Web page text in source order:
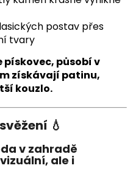
postav přes
tvary
působí v
získávají patinu,
kouzlo.
💧
v zahradě
ale i